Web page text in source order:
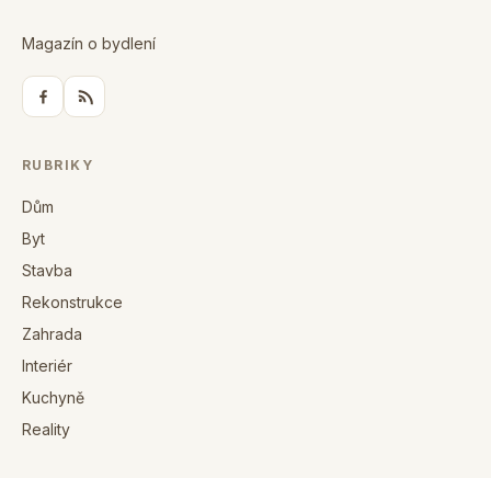
Magazín o bydlení
RUBRIKY
Dům
Byt
Stavba
Rekonstrukce
Zahrada
Interiér
Kuchyně
Reality